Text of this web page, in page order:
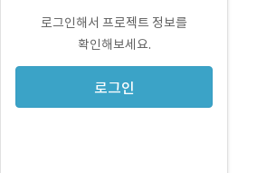
로그인해서 프로젝트 정보를
확인해보세요.
로그인